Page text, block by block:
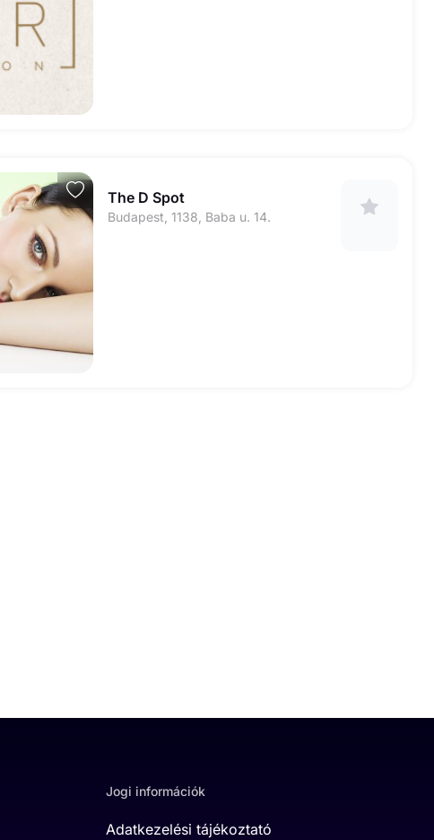
The D Spot
Budapest, 1138, Baba u. 14.
Jogi információk
Adatkezelési tájékoztató